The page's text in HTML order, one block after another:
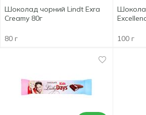
Шоколад чорний Lindt Exra
Creamy 80г
80 г 100 г